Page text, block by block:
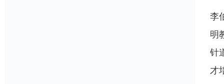
李
明
针
才